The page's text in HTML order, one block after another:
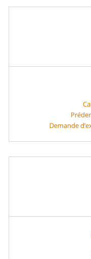
Demande